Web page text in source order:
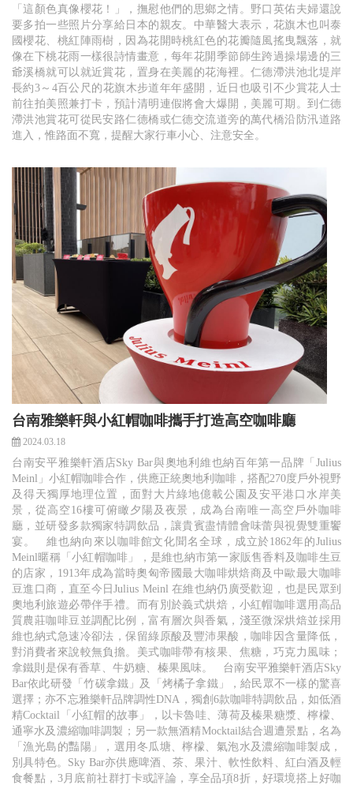
「這顏色真像櫻花！」，撫慰他們的思鄉之情。野口英佑夫婦還說
要多拍一些照片分享給日本的親友。中華醫大表示，花旗木也叫泰
國櫻花、桃紅陣雨樹，因為花開時桃紅色的花瓣隨風搖曳飄落，就
像在下桃花雨一樣很詩情畫意，每年花開季節師生跨過操場邊的三
爺溪橋就可以就近賞花，置身在美麗的花海裡。仁德滯洪池北堤岸
長約3～4百公尺的花旗木步道年年盛開，近日也吸引不少賞花人士
前往拍美照兼打卡，預計清明連假將會大爆開，美麗可期。到仁德
滯洪池賞花可從民安路仁德橋或仁德交流道旁的萬代橋沿防汛道路
進入，惟路面不寬，提醒大家行車小心、注意安全。
台南雅樂軒與小紅帽咖啡攜手打造高空咖啡廳
2024.03.18
台南安平雅樂軒酒店Sky Bar與奧地利維也納百年第一品牌「Julius
Meinl」小紅帽咖啡合作，供應正統奧地利咖啡，搭配270度戶外視野
及得天獨厚地理位置，面對大片綠地億載公園及安平港口水岸美
景，從高空16樓可俯瞰夕陽及夜景，成為台南唯一高空戶外咖啡
廳，並研發多款獨家特調飲品，讓貴賓盡情體會味蕾與視覺雙重饗
宴。 維也納向來以咖啡館文化聞名全球，成立於1862年的Julius
Meinl暱稱「小紅帽咖啡」，是維也納市第一家販售香料及咖啡生豆
的店家，1913年成為當時奧匈帝國最大咖啡烘焙商及中歐最大咖啡
豆進口商，直至今日Julius Meinl 在維也納仍廣受歡迎，也是民眾到
奧地利旅遊必帶伴手禮。而有別於義式烘焙，小紅帽咖啡選用高品
質農莊咖啡豆並調配比例，富有層次與香氣，淺至微深烘焙並採用
維也納式急速冷卻法，保留綠原酸及豐沛果酸，咖啡因含量降低，
對消費者來說較無負擔。美式咖啡帶有核果、焦糖，巧克力風味；
拿鐵則是保有香草、牛奶糖、榛果風味。 台南安平雅樂軒酒店Sky
Bar依此研發「竹碳拿鐵」及「烤橘子拿鐵」，給民眾不一樣的驚喜
選擇；亦不忘雅樂軒品牌調性DNA，獨創6款咖啡特調飲品，如低酒
精Cocktail「小紅帽的故事」，以卡魯哇、薄荷及榛果糖漿、檸檬、
通寧水及濃縮咖啡調製；另一款無酒精Mocktail結合週遭景點，名為
「漁光島的豔陽」，選用冬瓜塘、檸檬、氣泡水及濃縮咖啡製成，
別具特色。Sky Bar亦供應啤酒、茶、果汁、軟性飲料、紅白酒及輕
食餐點，3月底前社群打卡或評論，享全品項8折，好環境搭上好咖